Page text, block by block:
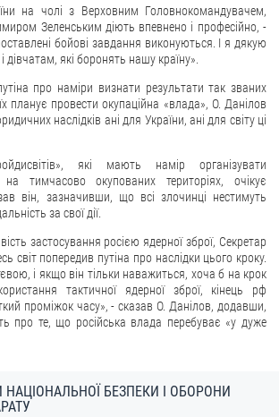
інформації
на чолі з Верховним Головнокомандувачем,
Зеленським діють впевнено і професійно, -
бойові завдання виконуються. І я дякую
які боронять нашу країну».
про наміри визнати результати так званих
планує провести окупаційна «влада», О. Данілов
наслідків ані для України, ані для світу ці
які мають намір організувати
на тимчасово окупованих територіях, очікує
він, зазначивши, що всі злочинці нестимуть
за свої дії.
застосування росією ядерної зброї, Секретар
світ попередив путіна про наслідки цього кроку.
і якщо він тільки наважиться, хоча б на крок
тактичної ядерної зброї, кінець рф
проміжок часу», - сказав О. Данілов, додавши,
про те, що російська влада перебуває «у дуже
НАЦІОНАЛЬНОЇ БЕЗПЕКИ І ОБОРОНИ